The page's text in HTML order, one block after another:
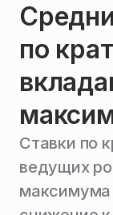
по
Ставки по
ведущих
максимума